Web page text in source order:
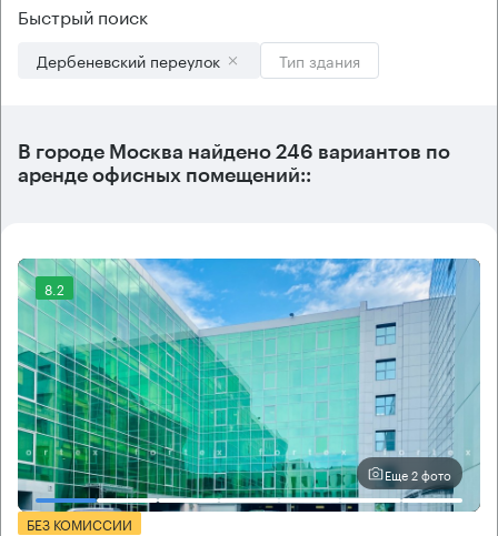
Быстрый поиск
Дербеневский переулок Тип здания
В городе Москва найдено 246 вариантов по
аренде офисных помещений::
8.2
Еще 2 фото
БЕЗ КОМИССИИ